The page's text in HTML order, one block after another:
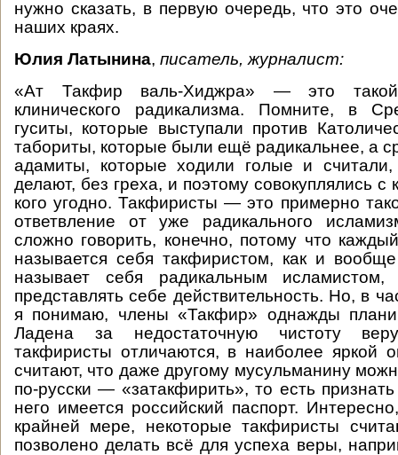
нужно сказать, в первую очередь, что это
наших краях.
Юлия Латынина, писатель, журналист:
«Ат Такфир валь-Хиджра» — это
клинического радикализма. Помните, в
гуситы, которые выступали против
табориты, которые были ещё радикальнее, а
адамиты, которые ходили голые и
делают, без греха, и поэтому совокуплялись с
кого угодно. Такфиристы — это примерно
ответвление от уже радикального
сложно говорить, конечно, потому что
называется себя такфиристом, как и
называет себя радикальным
представлять себе действительность. Но, в
я понимаю, члены «Такфир» однажды
Ладена за недостаточную чистоту
такфиристы отличаются, в наиболее яркой
считают, что даже другому мусульманину
по-русски — «затакфирить», то есть
него имеется российский паспорт.
крайней мере, некоторые такфиристы
позволено делать всё для успеха веры,